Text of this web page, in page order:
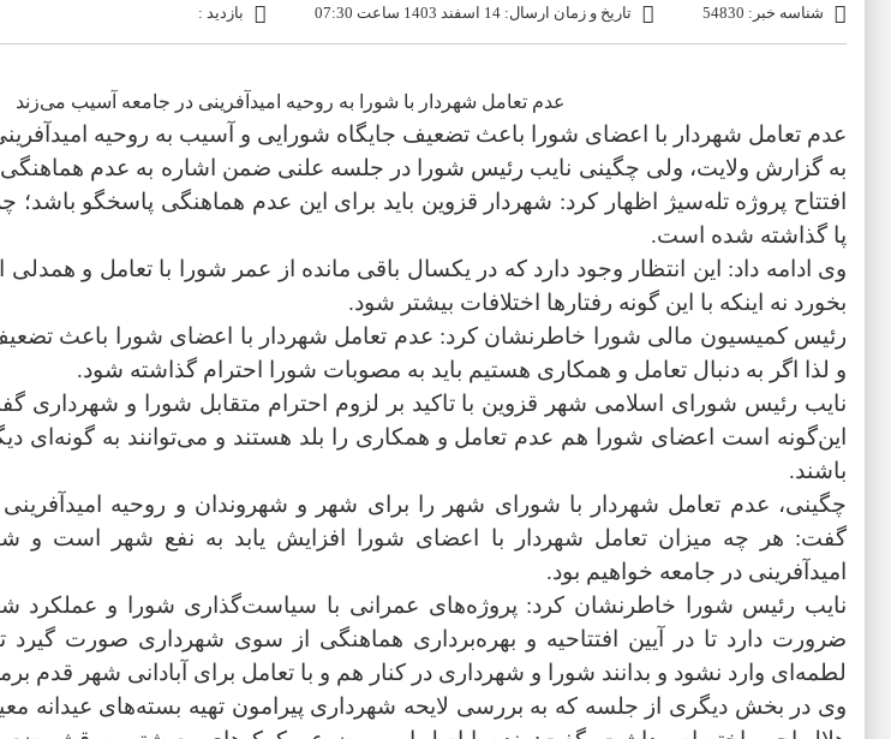
شناسه خبر: 54830 تاریخ و زمان ارسال: 14 اسفند 1403 ساعت 07:30 بازدید :
عدم تعامل شهردار با شورا به روحیه امیدآفرینی در جامعه آسیب می‌زند
عدم تعامل شهردار با اعضای شورا باعث تضعیف جایگاه شورایی و آسیب به روحیه
به گزارش ولایت، ولی چگینی نایب رئیس شورا در جلسه علنی ضمن اشاره به عدم
افتتاح پروژه‌ تله‌سیژ ‌اظهار کرد: شهردار قزوین باید برای این عدم هماهنگی پاسخگو
پا گذاشته شده است.
وی ادامه داد: این انتظار وجود دارد که در یکسال باقی مانده از عمر شورا با تعامل و
بخورد نه اینکه با این گونه رفتارها اختلافات بیشتر شود.
رئیس کمیسیون مالی شورا خاطرنشان کرد: عدم تعامل شهردار با اعضای شورا باعث
و لذا اگر به دنبال تعامل و همکاری هستیم باید به مصوبات شورا احترام گذاشته شود.
نایب رئیس شورای اسلامی شهر قزوین با تاکید بر لزوم احترام متقابل شورا و شهرداری
این‌گونه است اعضای شورا هم عدم تعامل و همکاری را بلد هستند و می‌توانند به گونه‌ای
باشند.
چگینی، عدم تعامل شهردار با شورای شهر را برای شهر و شهروندان و روحیه
گفت: هر چه میزان تعامل شهردار با اعضای شورا افزایش یابد به نفع شهر است و
امیدآفرینی در جامعه خواهیم بود.
نایب رئیس شورا خاطرنشان کرد: پروژه‌های عمرانی با سیاست‌گذاری شورا و عملکرد
ضرورت دارد تا در آیین افتتاحیه و بهره‌برداری هماهنگی از سوی شهرداری صورت گیرد
لطمه‌ای وارد نشود و بدانند شورا و شهرداری در کنار هم و با تعامل برای آبادانی شهر قدم
وی در بخش دیگری از جلسه که به بررسی لایحه شهرداری پیرامون تهیه بسته‌های عیدانه